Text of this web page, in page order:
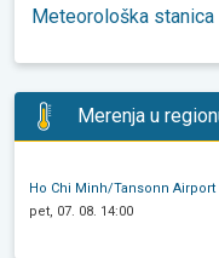
Meteorološka
Merenja u
Ho Chi Minh/Tansonn Airport
pet, 07. 08. 14:00